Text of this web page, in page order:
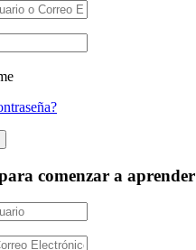
comenzar a aprender